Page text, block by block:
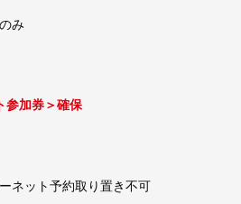
み
参加券＞確保
ネット予約取り置き不可